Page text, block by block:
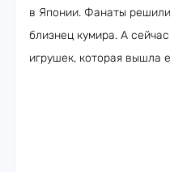
в Японии. Фанаты
близнец кумира. А
игрушек, которая вышла